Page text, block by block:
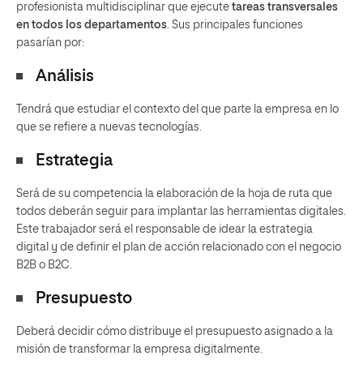
profesionista multidisciplinar que ejecute tareas transversales
en todos los departamentos . Sus principales funciones
pasarían por:
Análisis
Tendrá que estudiar el contexto del que parte la empresa en lo
que se refiere a nuevas tecnologías.
Estrategia
Será de su competencia la elaboración de la hoja de ruta que
todos deberán seguir para implantar las herramientas digitales.
Este trabajador será el responsable de idear la estrategia
digital y de definir el plan de acción relacionado con el negocio
B2B o B2C.
Presupuesto
Deberá decidir cómo distribuye el presupuesto asignado a la
misión de transformar la empresa digitalmente.